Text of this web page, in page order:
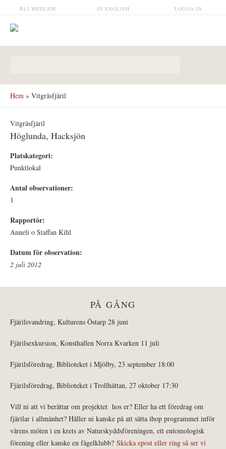
Hoppa till huvudinnehåll LOGGA IN
IN ENGLISH
BLI MEDLEM
Hem » Vitgräsfjäril
Vitgräsfjäril
Höglunda, Hacksjön
Platskategori:
Punktlokal
Antal observationer:
1
Rapportör:
Anneli o Staffan Kihl
Datum för observation:
2 juli 2012
PÅ GÅNG
Fjärilsvandring, Kulturens Östarp 28 juni
Fjärilsexkursion, Konsthallen Norra Kvarken 11 juli
Fjärilsföredrag, Biblioteket i Mjölby, 23 september 18:00
Fjärilsföredrag, Biblioteket i Trollhättan, 27 oktober 17:30
Vill ni att vi berättar om projektet hos er? Eller ha ett föredrag om
fjärilar i allmänhet? Håller ni kanske på att sätta ihop programmet inför
vårens möten i en krets av Naturskyddsföreningen, ett entomologisk
förening eller kanske en fågelklubb? Skicka epost eller ring så ser vi